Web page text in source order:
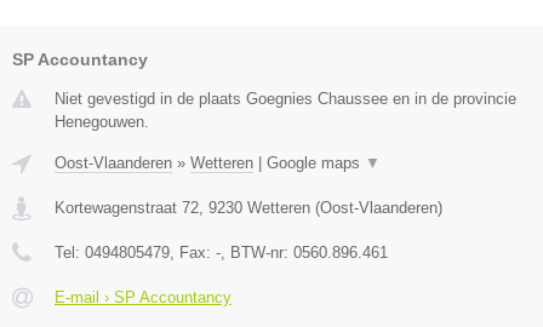
SP Accountancy
Niet gevestigd in de plaats Goegnies Chaussee en in de provincie
Henegouwen.
Oost-Vlaanderen » Wetteren Google maps ▼
Kortewagenstraat 72, 9230 Wetteren (Oost-Vlaanderen)
Tel: 0494805479, Fax: -, BTW-nr: 0560.896.461
E-mail › SP Accountancy